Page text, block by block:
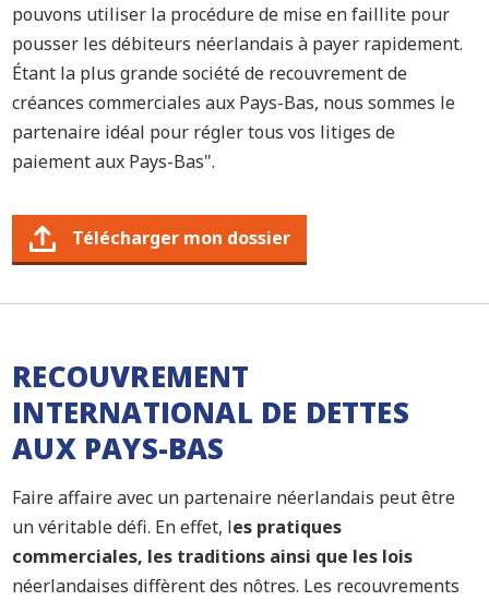
pouvons utiliser la procédure de mise en faillite pour
pousser les débiteurs néerlandais à payer rapidement.
Étant la plus grande société de recouvrement de
créances commerciales aux Pays-Bas, nous sommes le
partenaire idéal pour régler tous vos litiges de
paiement aux Pays-Bas".
Télécharger mon dossier
RECOUVREMENT
INTERNATIONAL DE DETTES
AUX PAYS-BAS
Faire affaire avec un partenaire néerlandais peut être
un véritable défi. En effet, les pratiques
commerciales, les traditions ainsi que les lois
néerlandaises diffèrent des nôtres. Les recouvrements